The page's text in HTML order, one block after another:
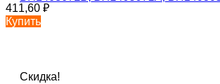
411,60 ₽
Купить
Скидка!